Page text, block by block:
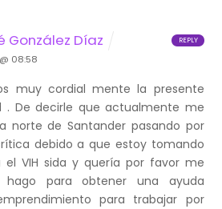
González Díaz
08:58
muy cordial mente la presente
. De decirle que actualmente me
norte de Santander pasando por
debido a que estoy tomando
VIH sida y quería por favor me
para obtener una ayuda
para trabajar por
REPLY